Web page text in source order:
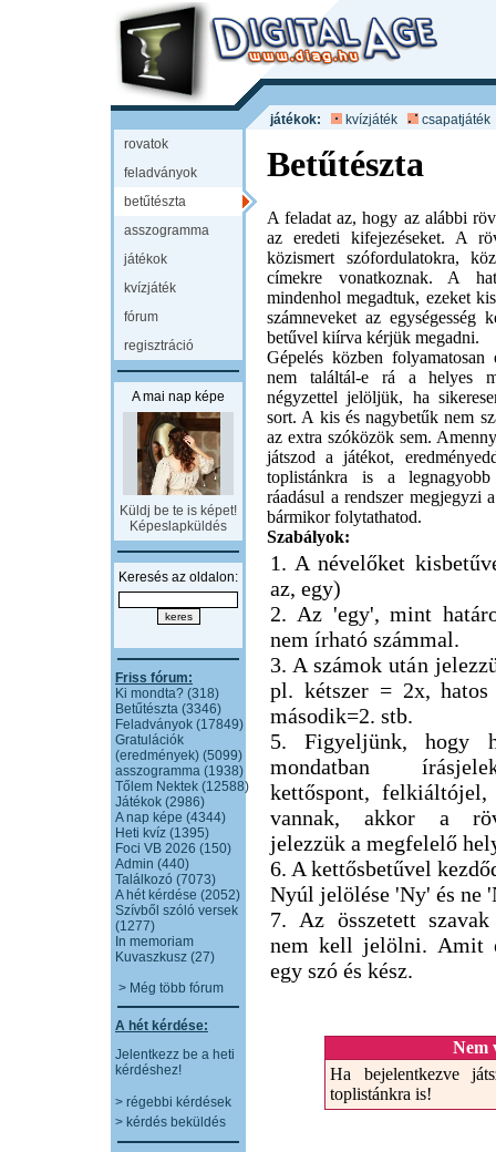
játékok: kvízjáték
csapatjáték
rovatok
feladványok
betűtészta
asszogramma
játékok
kvízjáték
fórum
regisztráció
A mai nap képe
Küldj be te is képet!
Képeslapküldés
Keresés az oldalon:
Friss fórum:
Ki mondta? (318)
Betűtészta (3346)
Feladványok (17849)
Gratulációk
(eredmények) (5099)
asszogramma (1938)
Tőlem Nektek (12588)
Játékok (2986)
A nap képe (4344)
Heti kvíz (1395)
Foci VB 2026 (150)
Admin (440)
Találkozó (7073)
A hét kérdése (2052)
Szívből szóló versek
(1277)
In memoriam
Kuvaszkusz (27)
> Még több fórum
A hét kérdése:
Jelentkezz be a heti
kérdéshez!
> régebbi kérdések
> kérdés beküldés
Betűtészta
A feladat az, hogy az alábbi
az eredeti kifejezéseket. A
közismert szófordulatokra,
címekre vonatkoznak. A
mindenhol megadtuk, ezeket
számneveket az egységesség
betűvel kiírva kérjük megadni.
Gépelés közben
nem találtál-e rá a helyes
négyzettel jelöljük, ha
sort. A kis és nagybetűk nem
az extra szóközök sem.
játszod a játékot,
toplistánkra is a
ráadásul a rendszer megjegyzi
bármikor folytathatod.
Szabályok:
1. A névelőket
az, egy)
2. Az 'egy', mint
nem írható számmal.
3. A számok után
pl. kétszer = 2x,
második=2. stb.
5. Figyeljünk, hogy
mondatban
kettőspont,
vannak, akkor a
jelezzük a megfelelő
6. A kettősbetűvel
Nyúl jelölése 'Ny' és ne
7. Az összetett
nem kell jelölni. Amit
egy szó és kész.
Nem
Ha bejelentkezve
toplistánkra is!